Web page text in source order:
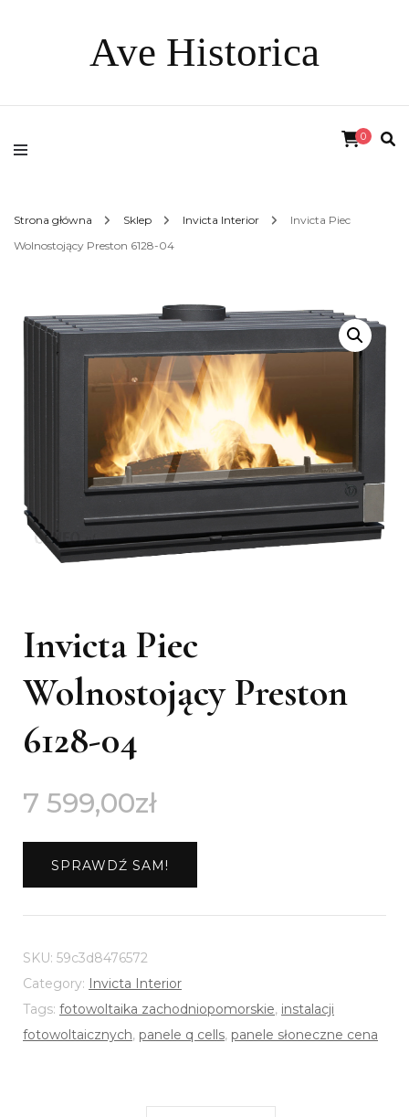
Ave Historica
0
Strona główna Sklep Invicta Interior
Invicta Piec
Wolnostojący Preston 6128-04
Invicta Piec
Wolnostojący Preston
6128-04
7 599,00zł
SPRAWDŹ SAM!
SKU: 59c3d8476572
Category: Invicta Interior
Tags: fotowoltaika zachodniopomorskie, instalacji
fotowoltaicznych, panele q cells, panele słoneczne cena